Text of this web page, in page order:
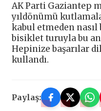
AK Parti Gaziantep
yıldönümü
kabul etmeden
bisiklet turuyla bu
Hepinize başarılar
kullandı.
Paylaş: